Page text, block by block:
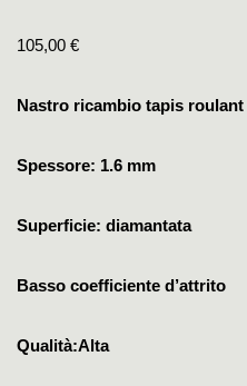
105,00 €
Nastro ricambio tapis roulant
Spessore: 1.6 mm
Superficie: diamantata
Basso coefficiente d’attrito
Qualità:Alta